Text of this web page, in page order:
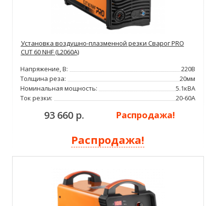
Установка воздушно-плазменной резки Сварог PRO
CUT 60 NHF (L2060A)
Напряжение, В:
220В
Толщина реза:
20мм
Номинальная мощность:
5.1кВА
Ток резки:
20-60А
93 660 р. Распродажа!
Распродажа!